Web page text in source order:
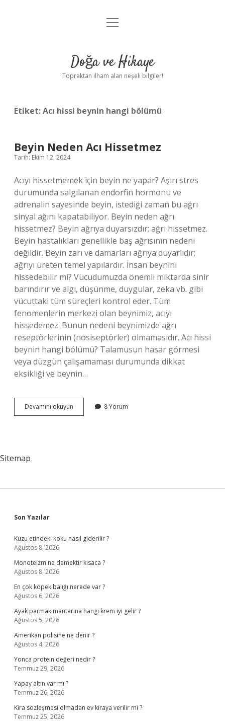
Anasayfa
Yasal Uyarı
menüyü
Doğa ve Hikaye
Topraktan ilham alan neşeli bilgiler!
Etiket:Acı hissi beynin hangi bölümü
Beyin Neden Acı Hissetmez
Tarih: Ekim 12, 2024
Acıyı hissetmemek için beyin ne yapar? Aşırı stres
durumunda salgılanan endorfin hormonu ve
adrenalin sayesinde beyin, istediği zaman bu ağrı
sinyal ağını kapatabiliyor. Beyin neden ağrı
hissetmez? Beyin ağrıya duyarsızdır; ağrı hissetmez.
Beyin hastalıkları genellikle baş ağrısının nedeni
değildir. Beyin zarı ve damarları ağrıya duyarlıdır;
ağrıyı üreten temel yapılardır. İnsan beynini
hissedebilir mi? Vücudumuzda önemli miktarda sinir
barındırır ve algı, düşünme, duygular, zeka vb. gibi
vücuttaki tüm süreçleri kontrol eder. Tüm
fenomenlerin merkezi olan beynimiz, acıyı
hissedemez. Bunun nedeni beynimizde ağrı
reseptörlerinin (nosiseptörler) olmamasıdır. Acı hissi
beynin hangi bölümü? Talamusun hasar görmesi
veya düzgün çalışamaması durumunda dikkat
eksikliği ve beynin…
Devamını okuyun
Neden
8 Yorum
Sitemap
Sidebar
Son Yazılar
Kuzu etindeki koku nasıl giderilir ?
Ağustos 8, 2026
Monoteizm ne demektir kısaca ?
Ağustos 8, 2026
En çok köpek balığı nerede var ?
Ağustos 6, 2026
Ayak parmak mantarına hangi krem iyi gelir ?
Ağustos 5, 2026
Amerikan polisine ne denir ?
Ağustos 4, 2026
Yonca protein değeri nedir ?
Temmuz 29, 2026
Yapay altın var mı ?
Temmuz 26, 2026
Kira sözleşmesi olmadan ev kiraya verilir mi ?
Temmuz 25, 2026